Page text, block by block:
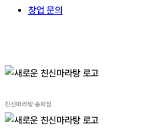
창업 문의
친신마라탕 송파점